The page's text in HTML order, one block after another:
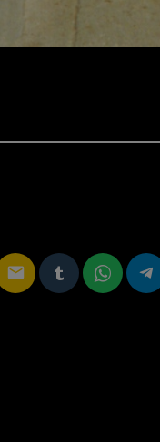
email